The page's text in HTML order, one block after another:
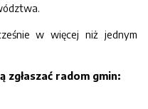
w więcej niż jednym
zgłaszać radom gmin: